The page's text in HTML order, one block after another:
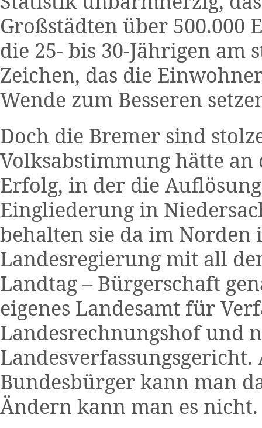
Großstädten über 500.000
die 25- bis 30-Jährigen
Zeichen, das die
Wende zum Besseren
Doch die Bremer sind
Volksabstimmung hätte an
Erfolg, in der die
Eingliederung in
behalten sie da im Norden
Landesregierung mit all
Landtag – Bürgerschaft
eigenes Landesamt für
Landesrechnungshof und
Bundesbürger kann man
Ändern kann man es nicht.